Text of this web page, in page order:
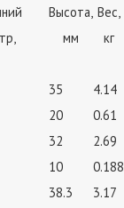
Высота,
мм
Вес,
кг
35
4.14
20
0.61
32
2.69
10
0.188
38.3
3.17